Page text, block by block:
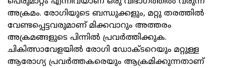
അക്രമം. രോഗിയുടെ ബന്ധുക്കളും, മറ്റു തരത്തില്‍
വേണ്ടപ്പെട്ടവരുമാണ് മിക്കവാറും അത്തരം
അക്രമങ്ങളുടെ പിന്നില്‍ പ്രവര്‍ത്തിക്കുക.
ചികിത്സാവേളയില്‍ രോഗി ഡോക്ടറെയും മറ്റുള്ള
ആരോഗ്യ പ്രവര്‍ത്തകരെയും ആക്രമിക്കുന്നതാണ്